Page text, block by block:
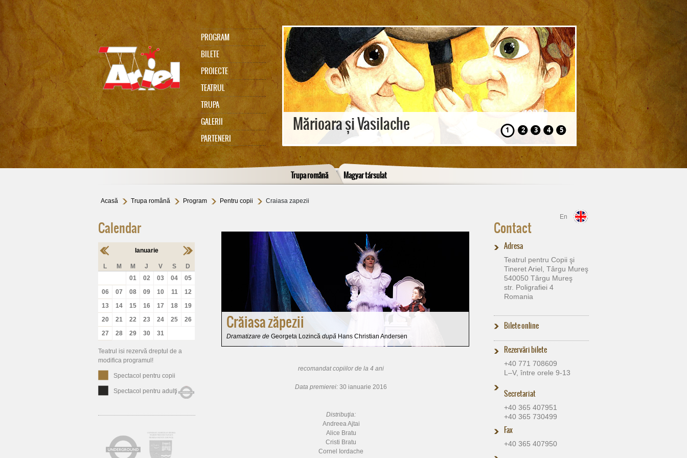
PROGRAM
BILETE
PROIECTE
TEATRUL
TRUPA
GALERII
PARTENERI
75
memoriam Gabi Cadariu
Mărioara și Vasilache Hansel și Gretel
1 2 3 4 5
Trupa română Magyar társulat
Acasă Trupa română Program Pentru copii Craiasa zapezii
En
Calendar
Ianuarie
L M M J V S
D
01
02 03 04
05
06
07 08 09 10 11
12
13
14 15 16 17 18
19
20
21 22 23 24 25
26
27
28 29 30 31
Teatrul isi rezervă dreptul de a
modifica programul!
Spectacol pentru copii
Spectacol pentru adulţi
Crăiasa zăpezii
Dramatizare de Georgeta Lozincă după Hans Christian Andersen
recomandat copiilor de la 4 ani
Data premierei: 30 ianuarie 2016
Distribuţia:
Andreea Ajtai
Alice Bratu
Cristi Bratu
Cornel Iordache
Contact
Adresa
Teatrul pentru Copii şi
Tineret Ariel, Târgu Mureş
540050 Târgu Mureş
str. Poligrafiei 4
Romania
Bilete online
Rezervări bilete
+40 771 708609
L–V, între orele 9-13
Secretariat
+40 365 407951
+40 365 730499
Fax
+40 365 407950